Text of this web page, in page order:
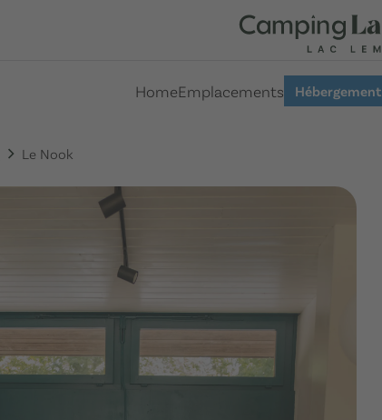
HomeEmplacements Hébergement
Le Nook